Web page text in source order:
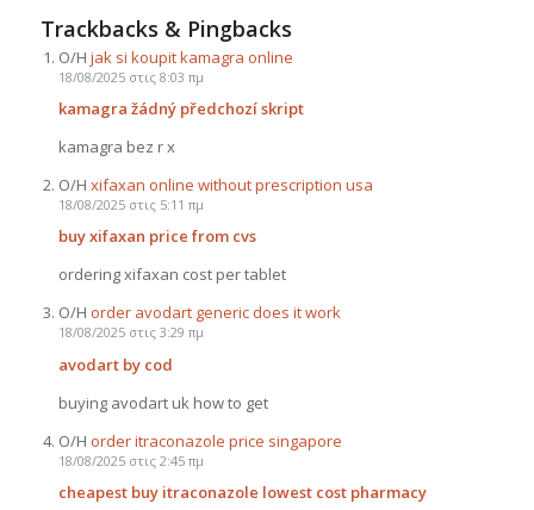
Trackbacks & Pingbacks
Ο/Η jak si koupit kamagra online
18/08/2025 στις 8:03 πμ
kamagra žádný předchozí skript
kamagra bez r x
Ο/Η xifaxan online without prescription usa
18/08/2025 στις 5:11 πμ
buy xifaxan price from cvs
ordering xifaxan cost per tablet
Ο/Η order avodart generic does it work
18/08/2025 στις 3:29 πμ
avodart by cod
buying avodart uk how to get
Ο/Η order itraconazole price singapore
18/08/2025 στις 2:45 πμ
cheapest buy itraconazole lowest cost pharmacy